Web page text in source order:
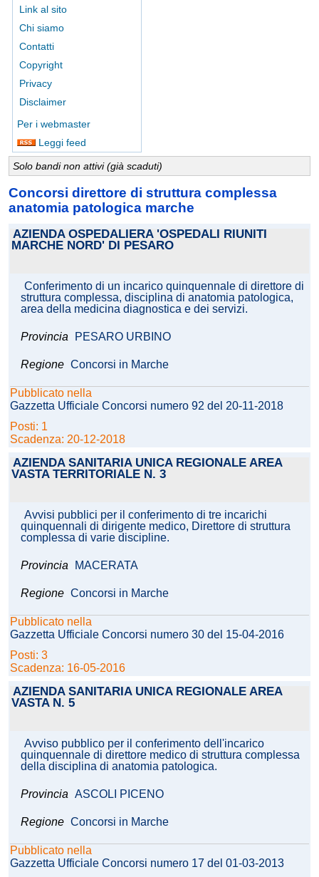
Link al sito
Chi siamo
Contatti
Copyright
Privacy
Disclaimer
Per i webmaster
Leggi feed
Solo bandi non attivi (già scaduti)
Concorsi direttore di struttura complessa
anatomia patologica marche
AZIENDA OSPEDALIERA 'OSPEDALI RIUNITI
MARCHE NORD' DI PESARO
Conferimento di un incarico quinquennale di direttore di
struttura complessa, disciplina di anatomia patologica,
area della medicina diagnostica e dei servizi.
Provincia PESARO URBINO
Regione Concorsi in Marche
Pubblicato nella
Gazzetta Ufficiale Concorsi numero 92 del 20-11-2018
Posti: 1
Scadenza: 20-12-2018
AZIENDA SANITARIA UNICA REGIONALE AREA
VASTA TERRITORIALE N. 3
Avvisi pubblici per il conferimento di tre incarichi
quinquennali di dirigente medico, Direttore di struttura
complessa di varie discipline.
Provincia MACERATA
Regione Concorsi in Marche
Pubblicato nella
Gazzetta Ufficiale Concorsi numero 30 del 15-04-2016
Posti: 3
Scadenza: 16-05-2016
AZIENDA SANITARIA UNICA REGIONALE AREA
VASTA N. 5
Avviso pubblico per il conferimento dell'incarico
quinquennale di direttore medico di struttura complessa
della disciplina di anatomia patologica.
Provincia ASCOLI PICENO
Regione Concorsi in Marche
Pubblicato nella
Gazzetta Ufficiale Concorsi numero 17 del 01-03-2013